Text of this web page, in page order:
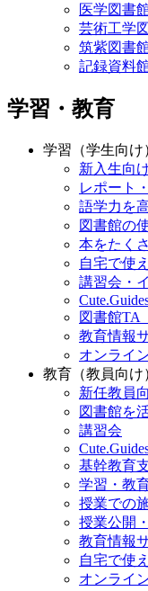
医学図書
芸術工学
筑紫図書
記録資料
学習・教育
学習（学生向け
新入生向
レポート
語学力を
図書館の
本をたく
自宅で使
講習会・
図書館TA
教育情報
オンライ
教育（教員向け
新任教員
図書館を
講習会
基幹教育
学習・教
授業での
授業公開
教育情報
自宅で使
オンライ